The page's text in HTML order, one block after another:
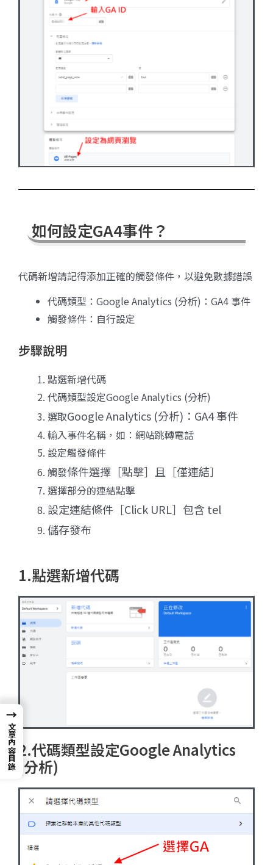
如何設定GA4事件？​
代碼新增請記得添加正確的觸發條件，以避免數據錯誤
代碼類型：Google Analytics (分析)：GA4 事件
觸發條件：自行設定
步驟說明
點選新增代碼
代碼類型設定Google Analytics (分析)
選取Google Analytics (分析)：GA4 事件
輸入事件名稱，如：網站跳轉電話
設定觸發條件
觸發條件選擇［點擊］且［僅連結］
選擇部分的連結點擊
設定連結條件［Click URL］包含 tel
儲存發布
1.點選新增代碼
2.代碼類型設定Google Analytics
(分析)
→
文章內容目錄